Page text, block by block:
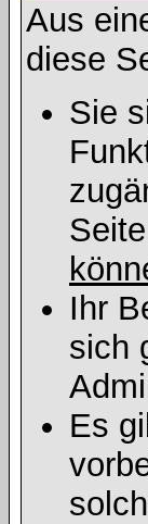
Aus
diese
Sie
Ihr
sich
Es